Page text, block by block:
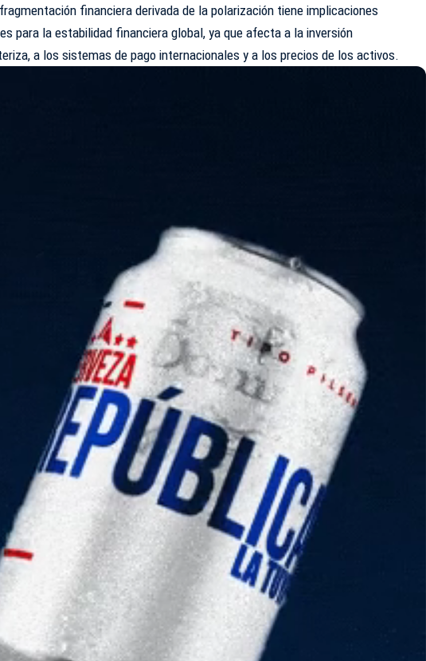
financiera derivada de la polarización tiene implicaciones
para la estabilidad financiera global, ya que afecta a la inversión
a los sistemas de pago internacionales y a los precios de los activos.